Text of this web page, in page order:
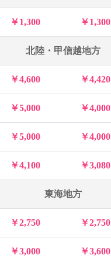
￥1,300 ￥1,300
北陸・甲信越地方
￥4,600 ￥4,420
￥5,000 ￥4,000
￥5,000 ￥4,000
￥4,100 ￥3,080
東海地方
￥2,750 ￥2,750
￥3,000 ￥3,600